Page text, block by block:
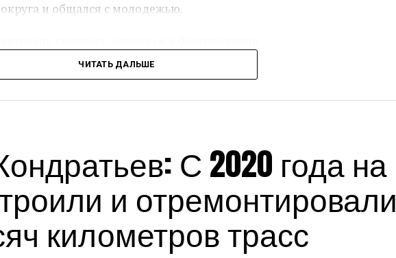
и общался с молодежью.
Пресс-служба администрации Краснодарского края
ЧИТАТЬ ДАЛЬШЕ
С 2020 года на
и отремонтировали
километров трасс